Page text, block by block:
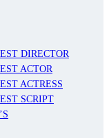
DIRECTOR
ACTOR
ACTRESS
SCRIPT